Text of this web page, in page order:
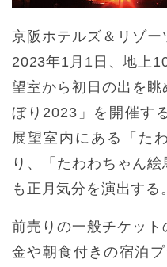
京阪ホテルズ＆リゾ
2023年1月1日、地上
望室から初日の出を
ぼり2023」を開催す
展望室内にある「た
り、「たわわちゃん
も正月気分を演出する。
前売りの一般チケッ
金や朝食付きの宿泊